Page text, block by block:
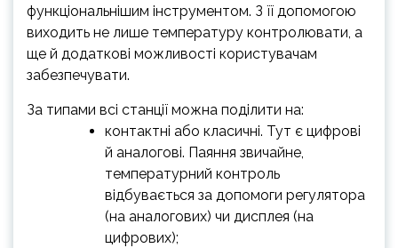
функціональнішим інструментом. З її допомогою
виходить не лише температуру контролювати, а
ще й додаткові можливості користувачам
забезпечувати.
За типами всі станції можна поділити на:
контактні або класичні. Тут є цифрові
й аналогові. Паяння звичайне,
температурний контроль
відбувається за допомоги регулятора
(на аналогових) чи дисплея (на
цифрових);